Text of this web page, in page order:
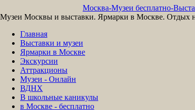
Москва-Музеи бесплатно-
Музеи Москвы и выставки. Ярмарки в Москве. Отдых
Главная
Выставки и музеи
Ярмарки в Москве
Экскурсии
Аттракционы
Музеи - Онлайн
ВДНХ
В школьные каникулы
в Москве - бесплатно